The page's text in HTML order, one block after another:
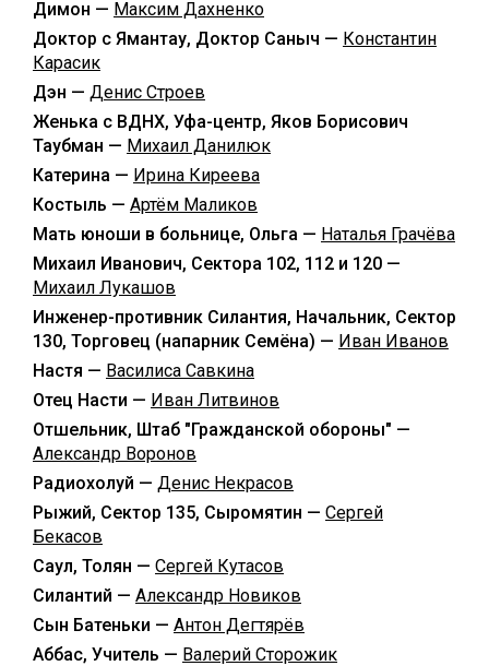
Димон — Максим Дахненко
Доктор с Ямантау, Доктор Саныч — Константин
Карасик
Дэн — Денис Строев
Женька с ВДНХ, Уфа-центр, Яков Борисович
Таубман — Михаил Данилюк
Катерина — Ирина Киреева
Костыль — Артём Маликов
Мать юноши в больнице, Ольга — Наталья Грачёва
Михаил Иванович, Сектора 102, 112 и 120 —
Михаил Лукашов
Инженер-противник Силантия, Начальник, Сектор
130, Торговец (напарник Семёна) — Иван Иванов
Настя — Василиса Савкина
Отец Насти — Иван Литвинов
Отшельник, Штаб "Гражданской обороны" —
Александр Воронов
Радиохолуй — Денис Некрасов
Рыжий, Сектор 135, Сыромятин — Сергей
Бекасов
Саул, Толян — Сергей Кутасов
Силантий — Александр Новиков
Сын Батеньки — Антон Дегтярёв
Аббас, Учитель — Валерий Сторожик